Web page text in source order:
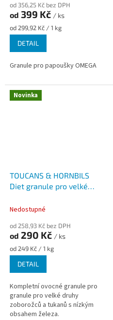
od 356,25 Kč bez DPH
od 399 Kč / ks
Měrná
cena:
od 299,92 Kč / 1 kg
DETAIL
Granule pro papoušky OMEGA
Novinka
TOUCANS & HORNBILS
Diet granule pro velké
Nedostupné
od 258,93 Kč bez DPH
od 290 Kč / ks
Měrná
cena:
od 249 Kč / 1 kg
DETAIL
Kompletní ovocné granule pro
granule pro velké druhy
zoborožců a tukanů s nízkým
obsahem železa.